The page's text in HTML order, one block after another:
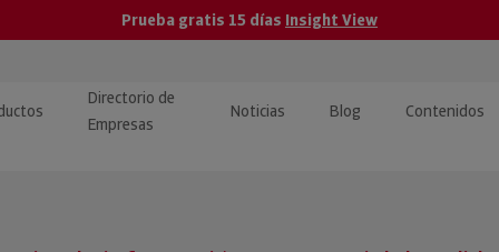
Prueba gratis 15 días Insight View
Directorio de
Empresas
Noticias Blog Contenidos